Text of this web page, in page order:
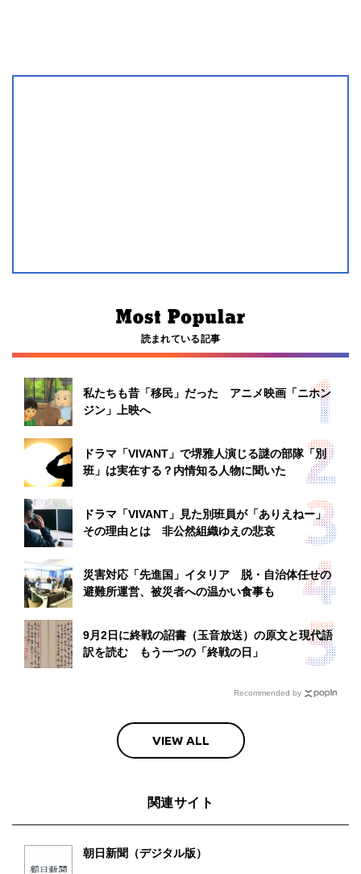
読まれている記事
私たちも昔「移民」だった アニメ映画「ニホン
ジン」上映へ
ドラマ「VIVANT」で堺雅人演じる謎の部隊「別
班」は実在する？内情知る人物に聞いた
ドラマ「VIVANT」見た別班員が「ありえねー」
その理由とは 非公然組織ゆえの悲哀
災害対応「先進国」イタリア 脱・自治体任せの
避難所運営、被災者への温かい食事も
9月2日に終戦の詔書（玉音放送）の原文と現代語
訳を読む もう一つの「終戦の日」
Recommended by
VIEW ALL
関連サイト
朝日新聞（デジタル版）